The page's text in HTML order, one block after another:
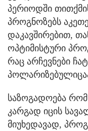
პერიოდში
პროგნოზებს
დაკავშირებით,
ოპტიმისტური
რაც არჩევნები
საზოგადოება
კარგად იცის
მიუხედავად,